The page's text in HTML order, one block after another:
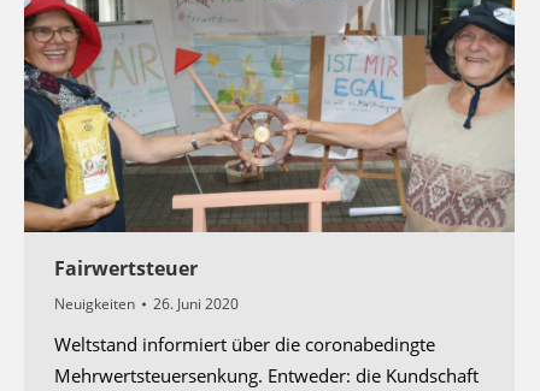
Fairwertsteuer
Neuigkeiten 26. Juni 2020
Weltstand informiert über die coronabedingte
Mehrwertsteuersenkung. Entweder: die Kundschaft